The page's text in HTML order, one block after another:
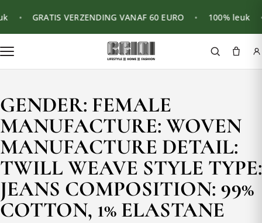
GRATIS VERZENDING VANAF 60 EURO 100% leuk
GENDER: FEMALE
MANUFACTURE: WOVEN
MANUFACTURE DETAIL:
TWILL WEAVE STYLE TYPE:
JEANS COMPOSITION: 99%
COTTON, 1% ELASTANE